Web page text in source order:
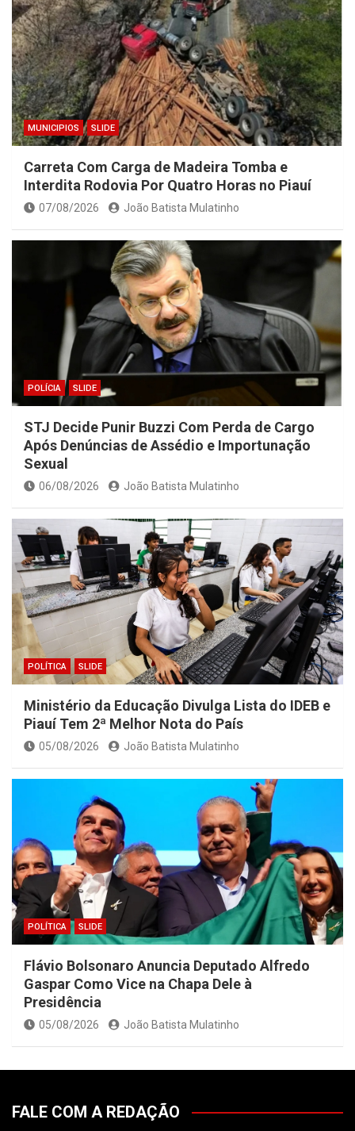
MUNICIPIOS SLIDE
Carreta Com Carga de Madeira Tomba e
Interdita Rodovia Por Quatro Horas no Piauí
07/08/2026 João Batista Mulatinho
POLÍCIA SLIDE
STJ Decide Punir Buzzi Com Perda de Cargo
Após Denúncias de Assédio e Importunação
Sexual
06/08/2026 João Batista Mulatinho
POLÍTICA SLIDE
Ministério da Educação Divulga Lista do IDEB e
Piauí Tem 2ª Melhor Nota do País
05/08/2026 João Batista Mulatinho
POLÍTICA SLIDE
Flávio Bolsonaro Anuncia Deputado Alfredo
Gaspar Como Vice na Chapa Dele à
Presidência
05/08/2026 João Batista Mulatinho
FALE COM A REDAÇÃO